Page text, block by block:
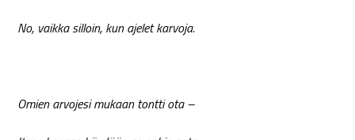
No, vaikka silloin, kun ajelet karvoja.
Omien arvojesi mukaan tontti ota –